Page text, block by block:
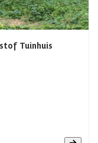
Tuinhuis